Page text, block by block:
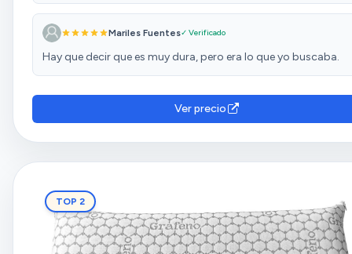
desapareciendo. En general muy contento, ayuda a dormir
mejor. De hecho estoy escribiendo esta reseña reposando en
y me está costando porque es tan cómoda que me rinde el
Mariles Fuentes✓ Verificado
Hay que decir que es muy dura, pero era lo que yo buscaba.
Ver precio
TOP 2